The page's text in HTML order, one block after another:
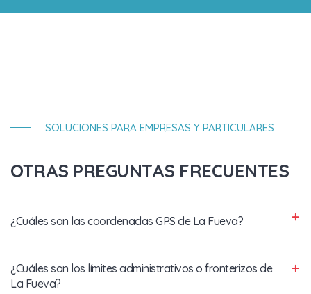
SOLUCIONES PARA EMPRESAS Y PARTICULARES
OTRAS PREGUNTAS FRECUENTES
¿Cuáles son las coordenadas GPS de La Fueva?
¿Cuáles son los límites administrativos o fronterizos de
La Fueva?